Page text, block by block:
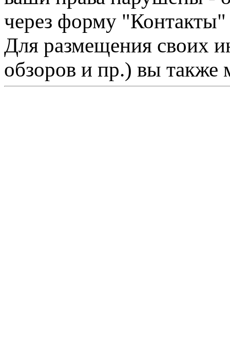
через форму "Контакты"
Для размещения своих
обзоров и пр.) вы также